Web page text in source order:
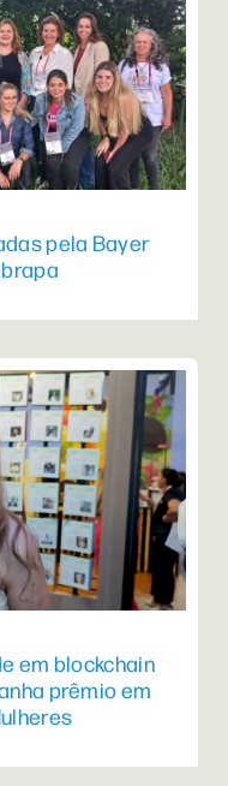
pela Bayer
em blockchain
prêmio em